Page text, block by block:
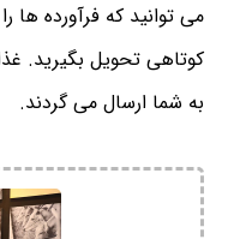
می توانید که فرآورده ها
کوتاهی تحویل بگیرید.
به شما ارسال می گردند.